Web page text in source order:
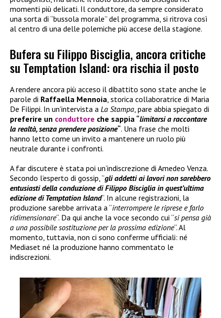
momenti più delicati. Il conduttore, da sempre considerato
una sorta di “bussola morale” del programma, si ritrova così
al centro di una delle polemiche più accese della stagione.
Bufera su Filippo Bisciglia, ancora critiche
su Temptation Island: ora rischia il posto
A rendere ancora più acceso il dibattito sono state anche le
parole di Raffaella Mennoia , storica collaboratrice di Maria
De Filippi. In un’intervista a La Stampa , pare abbia spiegato di
preferire un conduttore che sappia “limitarsi a raccontare
la realtà, senza prendere posizione“. Una frase che molti
hanno letto come un invito a mantenere un ruolo più
neutrale durante i confronti.
A far discutere è stata poi un’indiscrezione di Amedeo Venza.
Secondo l’esperto di gossip, “gli addetti ai lavori non sarebbero
entusiasti della conduzione di Filippo Bisciglia in quest’ultima
edizione di Temptation Island“. In alcune registrazioni, la
produzione sarebbe arrivata a “interrompere le riprese e farlo
ridimensionare“. Da qui anche la voce secondo cui “si pensa già
a una possibile sostituzione per la prossima edizione“. Al
momento, tuttavia, non ci sono conferme ufficiali: né
Mediaset né la produzione hanno commentato le
indiscrezioni.